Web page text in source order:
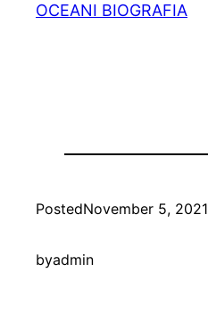
OCEANI BIOGRAFIA
PostedNovember 5, 2021
byadmin